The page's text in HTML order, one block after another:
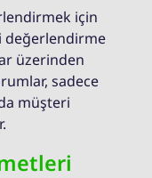
için
değerlendirme
üzerinden
sadece
müşteri